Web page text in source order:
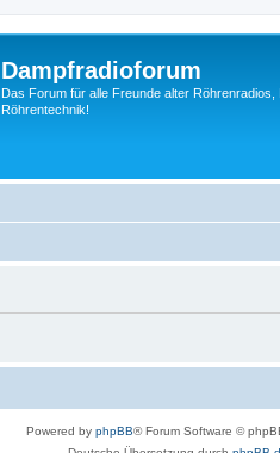
Dampfradioforum
Das Forum für alle Freunde alter Röhrenradios,
Röhrentechnik!
Powered by phpBB® Forum Software ©